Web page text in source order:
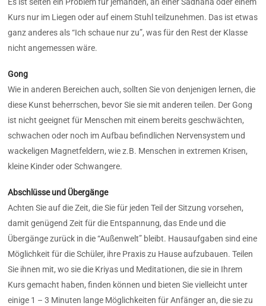
Kurs nur im Liegen oder auf einem Stuhl teilzunehmen. Das ist etwas
ganz anderes als “Ich schaue nur zu”, was für den Rest der Klasse
nicht angemessen wäre.
Gong
Wie in anderen Bereichen auch, sollten Sie von denjenigen lernen, die
diese Kunst beherrschen, bevor Sie sie mit anderen teilen. Der Gong
ist nicht geeignet für Menschen mit einem bereits geschwächten,
schwachen oder noch im Aufbau befindlichen Nervensystem und
wackeligen Magnetfeldern, wie z.B. Menschen in extremen Krisen,
kleine Kinder oder Schwangere.
Abschlüsse und Übergänge
Achten Sie auf die Zeit, die Sie für jeden Teil der Sitzung vorsehen,
damit genügend Zeit für die Entspannung, das Ende und die
Übergänge zurück in die “Außenwelt” bleibt. Hausaufgaben sind eine
Möglichkeit für die Schüler, ihre Praxis zu Hause aufzubauen. Teilen
Sie ihnen mit, wo sie die Kriyas und Meditationen, die sie in Ihrem
Kurs gemacht haben, finden können und bieten Sie vielleicht unter
einige 1 – 3 Minuten lange Möglichkeiten für Anfänger an, die sie zu